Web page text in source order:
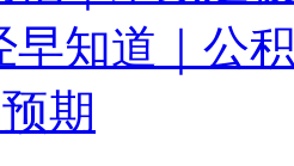
早知道｜公
期